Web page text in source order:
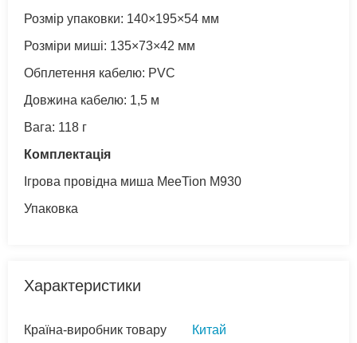
Розмір упаковки: 140×195×54 мм
Розміри миші: 135×73×42 мм
Обплетення кабелю: PVC
Довжина кабелю: 1,5 м
Вага: 118 г
Комплектація
Ігрова провідна миша MeeTion M930
Упаковка
Характеристики
Країна-виробник товару Китай